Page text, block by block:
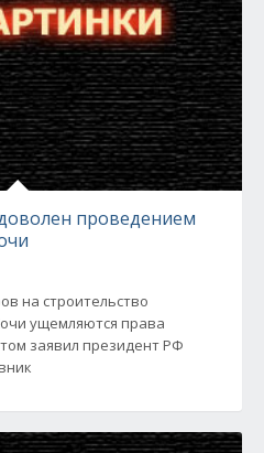
проведением
на строительство
ущемляются права
заявил президент РФ